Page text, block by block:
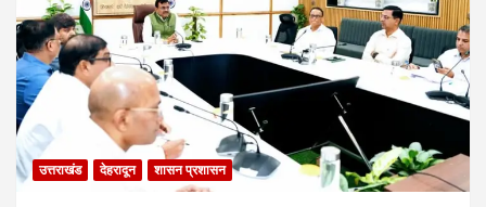
उत्तराखंड देहरादून शासन प्रशासन